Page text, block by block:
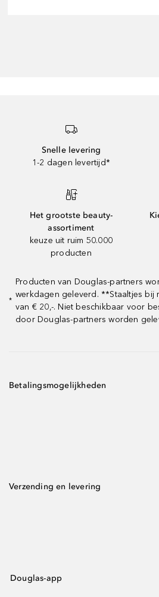
Snelle levering
1-2 dagen levertijd*
Het grootste beauty-
assortiment
keuze uit ruim 50.000
producten
*
Producten van Douglas-partners
werkdagen geleverd. **Staaltjes bij
van € 20,-. Niet beschikbaar voor
door Douglas-partners worden
Betalingsmogelijkheden
Verzending en levering
Douglas-app